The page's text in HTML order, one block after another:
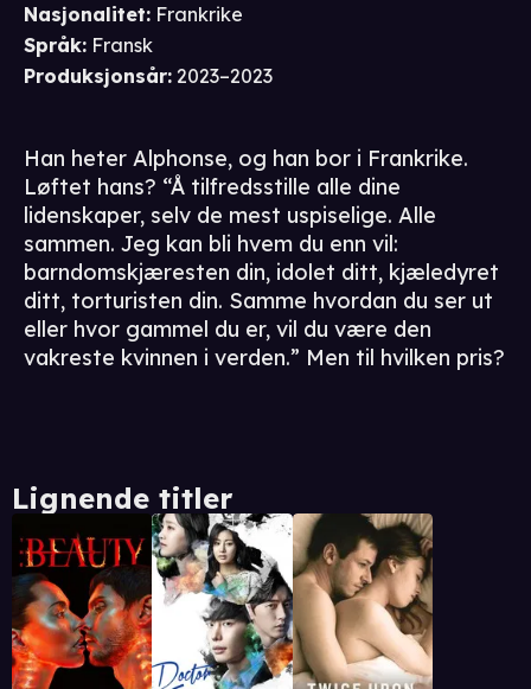
Nasjonalitet: Frankrike
Språk: Fransk
Produksjonsår: 2023–2023
Han heter Alphonse, og han bor i Frankrike.
Løftet hans? “Å tilfredsstille alle dine
lidenskaper, selv de mest uspiselige. Alle
sammen. Jeg kan bli hvem du enn vil:
barndomskjæresten din, idolet ditt, kjæledyret
ditt, torturisten din. Samme hvordan du ser ut
eller hvor gammel du er, vil du være den
vakreste kvinnen i verden.” Men til hvilken pris?
Lignende titler